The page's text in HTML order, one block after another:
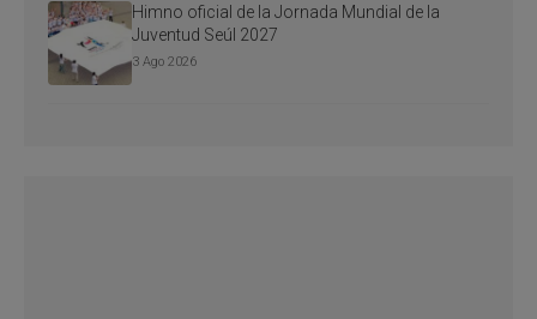
Himno oficial de la Jornada Mundial de la
Juventud Seúl 2027
3 Ago 2026